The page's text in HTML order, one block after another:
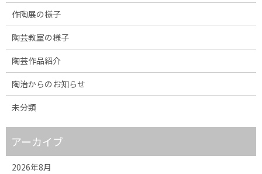
作陶展の様子
陶芸教室の様子
陶芸作品紹介
陶治からのお知らせ
未分類
アーカイブ
2026年8月